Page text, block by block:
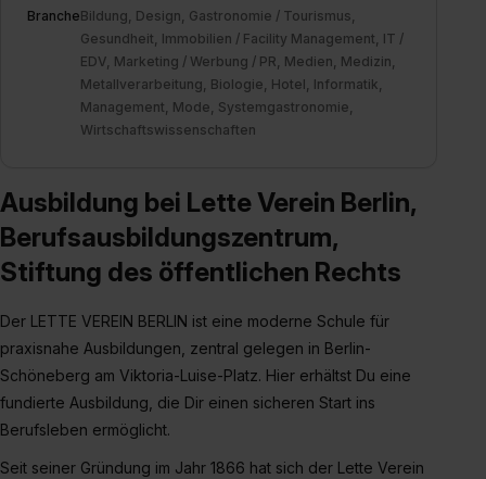
BrancheBildung, Design, Gastronomie / Tourismus,
Gesundheit, Immobilien / Facility Management, IT /
EDV, Marketing / Werbung / PR, Medien, Medizin,
Metallverarbeitung, Biologie, Hotel, Informatik,
Management, Mode, Systemgastronomie,
Wirtschaftswissenschaften
Ausbildung bei Lette Verein Berlin,
Berufsausbildungszentrum,
Stiftung des öffentlichen Rechts
Der LETTE VEREIN BERLIN ist eine moderne Schule für
praxisnahe Ausbildungen, zentral gelegen in Berlin-
Schöneberg am Viktoria-Luise-Platz. Hier erhältst Du eine
fundierte Ausbildung, die Dir einen sicheren Start ins
Berufsleben ermöglicht.
Seit seiner Gründung im Jahr 1866 hat sich der Lette Verein